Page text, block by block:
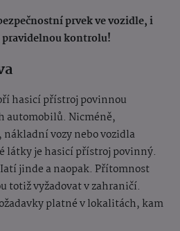
prvek ve vozidle, i
kontrolu!
hasicí přístroj povinnou
automobilů. Nicméně,
vozy nebo vozidla
látky je hasicí přístroj povinný.
jinde a naopak. Přítomnost
totiž vyžadovat v zahraničí.
platné v lokalitách, kam